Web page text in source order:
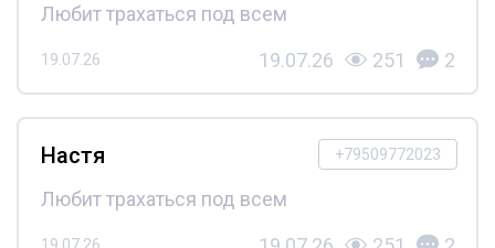
Любит трахаться под всем
19.07.26 19.07.26 251 2
+79509772023
Настя
Любит трахаться под всем